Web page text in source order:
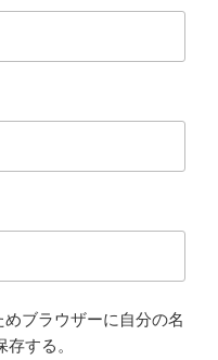
ブラウザーに自分の名
する。